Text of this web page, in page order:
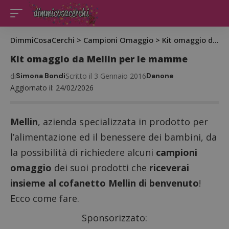
DimmiCosaCerchi > Campioni Omaggio > Kit omaggio da Mellin per le mamme
Kit omaggio da Mellin per le mamme
Aggiornato il: 24/02/2026
diSimona BondiScritto il 3 Gennaio 2016Danone
Mellin, azienda specializzata in prodotto per
l’alimentazione ed il benessere dei bambini, da
la possibilità di richiedere alcuni campioni
omaggio dei suoi prodotti che riceverai
insieme al cofanetto Mellin di benvenuto!
Ecco come fare.
Sponsorizzato: